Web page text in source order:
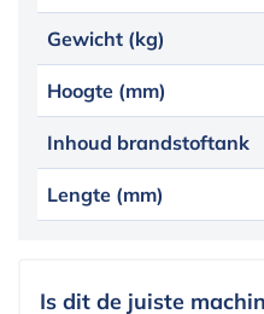
Gewicht (kg)
Hoogte (mm)
Inhoud brandstoftank
Lengte (mm)
Is dit de juiste